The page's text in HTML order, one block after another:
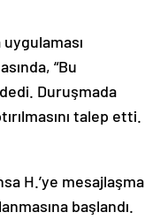
“Bu
Duruşmada
talep etti.
H.’ye mesajlaşma
başlandı.